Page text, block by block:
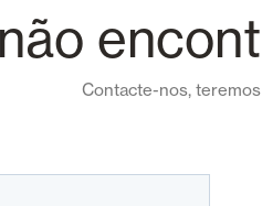
Contacte-nos,